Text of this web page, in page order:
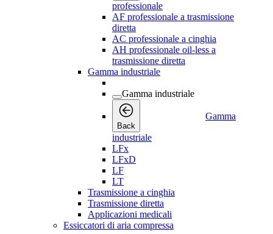
professionale
AF professionale a trasmissione
diretta
AC professionale a cinghia
AH professionale oil-less a
trasmissione diretta
Gamma industriale
Gamma industriale
Back
Gamma
industriale
LFx
LFxD
LF
LT
Trasmissione a cinghia
Trasmissione diretta
Applicazioni medicali
Essiccatori di aria compressa